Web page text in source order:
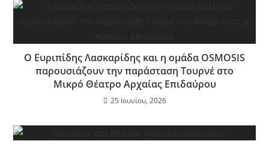
Ο Ευριπίδης Λασκαρίδης και η ομάδα OSMOSIS
παρουσιάζουν την παράσταση Τουρνέ στο
Μικρό Θέατρο Αρχαίας Επιδαύρου
25 Ιουνίου, 2026